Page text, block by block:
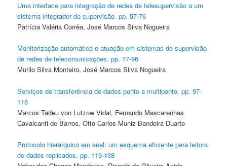
Uma interface para integração de redes de telesupervisão a um
sistema integrador de supervisão. pp. 57-76
Patrícia Valéria Corrêa, José Marcos Silva Nogueira
Monitorização automática e atuação em sistemas de supervisão
de redes de telecomunicações. pp. 77-96
Murilo Silva Monteiro, José Marcos Silva Nogueira
Serviços de transferência de dados ponto a multiponto. pp. 97-
116
Marcos Tadeu von Lutzow Vidal, Fernando Mascarenhas
Cavalcanti de Barros, Otto Carlos Muniz Bandeira Duarte
Protocolo hierárquico em anel: um esquema eficiente para leitura
de dados replicados. pp. 119-138